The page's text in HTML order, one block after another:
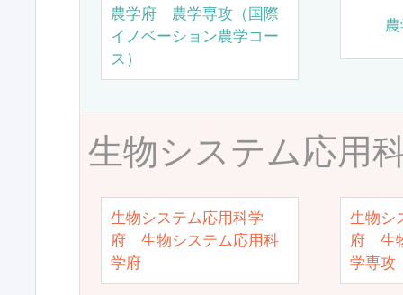
農学府 農学専攻（国際
イノベーション農学コー
ス）
生物システム応用
生物システム応用科学
府 生物システム応用科
学府
生物シ
府 生
学専攻